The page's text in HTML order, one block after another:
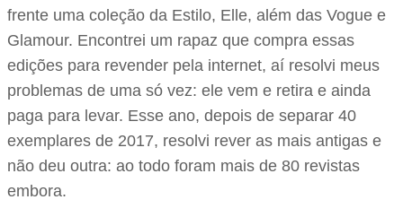
frente uma coleção da Estilo, Elle, além das Vogue e
Glamour. Encontrei um rapaz que compra essas
edições para revender pela internet, aí resolvi meus
problemas de uma só vez: ele vem e retira e ainda
paga para levar. Esse ano, depois de separar 40
exemplares de 2017, resolvi rever as mais antigas e
não deu outra: ao todo foram mais de 80 revistas
embora.